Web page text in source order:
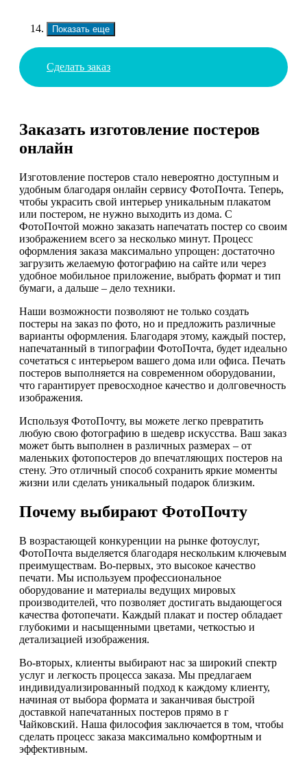
Показать еще
Сделать заказ
Заказать изготовление постеров
онлайн
Изготовление постеров стало невероятно доступным и
удобным благодаря онлайн сервису ФотоПочта. Теперь,
чтобы украсить свой интерьер уникальным плакатом
или постером, не нужно выходить из дома. С
ФотоПочтой можно заказать напечатать постер со своим
изображением всего за несколько минут. Процесс
оформления заказа максимально упрощен: достаточно
загрузить желаемую фотографию на сайте или через
удобное мобильное приложение, выбрать формат и тип
бумаги, а дальше – дело техники.
Наши возможности позволяют не только создать
постеры на заказ по фото, но и предложить различные
варианты оформления. Благодаря этому, каждый постер,
напечатанный в типографии ФотоПочта, будет идеально
сочетаться с интерьером вашего дома или офиса. Печать
постеров выполняется на современном оборудовании,
что гарантирует превосходное качество и долговечность
изображения.
Используя ФотоПочту, вы можете легко превратить
любую свою фотографию в шедевр искусства. Ваш заказ
может быть выполнен в различных размерах – от
маленьких фотопостеров до впечатляющих постеров на
стену. Это отличный способ сохранить яркие моменты
жизни или сделать уникальный подарок близким.
Почему выбирают ФотоПочту
В возрастающей конкуренции на рынке фотоуслуг,
ФотоПочта выделяется благодаря нескольким ключевым
преимуществам. Во-первых, это высокое качество
печати. Мы используем профессиональное
оборудование и материалы ведущих мировых
производителей, что позволяет достигать выдающегося
качества фотопечати. Каждый плакат и постер обладает
глубокими и насыщенными цветами, четкостью и
детализацией изображения.
Во-вторых, клиенты выбирают нас за широкий спектр
услуг и легкость процесса заказа. Мы предлагаем
индивидуализированный подход к каждому клиенту,
начиная от выбора формата и заканчивая быстрой
доставкой напечатанных постеров прямо в г
Чайковский. Наша философия заключается в том, чтобы
сделать процесс заказа максимально комфортным и
эффективным.